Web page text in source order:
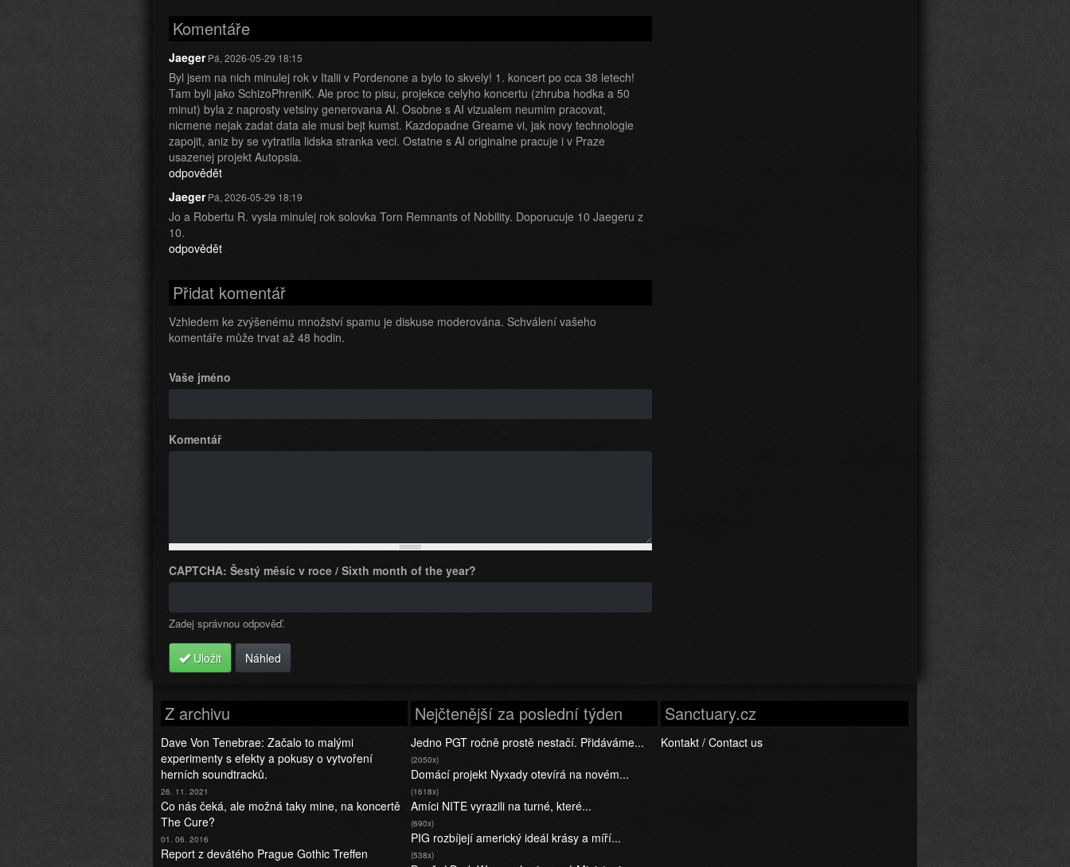
Komentáře
JaegerPá, 2026-05-29 18:15
Byl jsem na nich minulej rok v Italii v Pordenone a bylo to skvely! 1. koncert po cca 38 letech!
Tam byli jako SchizoPhreniK. Ale proc to pisu, projekce celyho koncertu (zhruba hodka a 50
minut) byla z naprosty vetsiny generovana AI. Osobne s AI vizualem neumim pracovat,
nicmene nejak zadat data ale musi bejt kumst. Kazdopadne Greame vi, jak novy technologie
zapojit, aniz by se vytratila lidska stranka veci. Ostatne s AI originalne pracuje i v Praze
usazenej projekt Autopsia.
odpovědět
JaegerPá, 2026-05-29 18:19
Jo a Robertu R. vysla minulej rok solovka Torn Remnants of Nobility. Doporucuje 10 Jaegeru z
10.
odpovědět
Přidat komentář
Vzhledem ke zvýšenému množství spamu je diskuse moderována. Schválení vašeho
komentáře může trvat až 48 hodin.
Vaše jméno
Komentář
Více informací o formátech textů
CAPTCHA: Šestý měsíc v roce / Sixth month of the year?
Zadej správnou odpověď.
Uložit Náhled
Z archivu
Dave Von Tenebrae: Začalo to malými
experimenty s efekty a pokusy o vytvoření
herních soundtracků.
26. 11. 2021
Co nás čeká, ale možná taky mine, na koncertě
The Cure?
01. 06. 2016
Report z devátého Prague Gothic Treffen
Nejčtenější za poslední týden
Jedno PGT ročně prostě nestačí. Přidáváme...
(2050x)
Domácí projekt Nyxady otevírá na novém...
(1618x)
Amíci NITE vyrazili na turné, které...
(690x)
PIG rozbíjejí americký ideál krásy a míří...
(538x)
Sanctuary.cz
Kontakt / Contact us